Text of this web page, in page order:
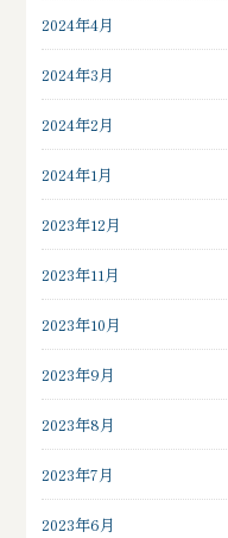
2024年4月
2024年3月
2024年2月
2024年1月
2023年12月
2023年11月
2023年10月
2023年9月
2023年8月
2023年7月
2023年6月